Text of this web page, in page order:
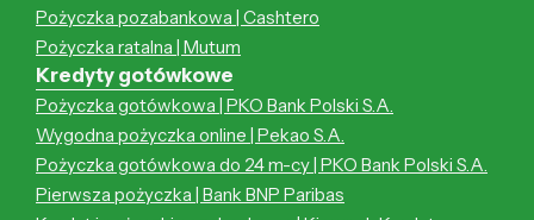
Pożyczka pozabankowa | Cashtero
Pożyczka ratalna | Mutum
Kredyty gotówkowe
Pożyczka gotówkowa | PKO Bank Polski S.A.
Wygodna pożyczka online | Pekao S.A.
Pożyczka gotówkowa do 24 m-cy | PKO Bank Polski S.A.
Pierwsza pożyczka | Bank BNP Paribas